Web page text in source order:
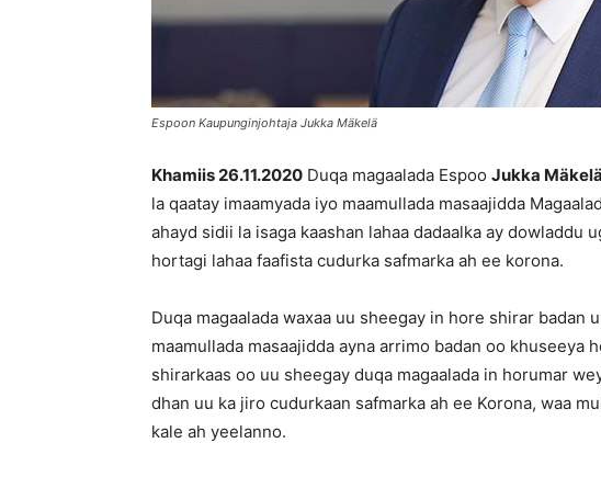
Espoon Kaupunginjohtaja Jukka Mäkelä
Khamiis 26.11.2020 Duqa magaalada Espoo Jukka Mäkelä
la qaatay imaamyada iyo maamullada masaajidda
ahayd sidii la isaga kaashan lahaa dadaalka ay dowladdu
hortagi lahaa faafista cudurka safmarka ah ee korona.
Duqa magaalada waxaa uu sheegay in hore shirar badan
maamullada masaajidda ayna arrimo badan oo khuseeya
shirarkaas oo uu sheegay duqa magaalada in horumar
dhan uu ka jiro cudurkaan safmarka ah ee Korona, waa
kale ah yeelanno.